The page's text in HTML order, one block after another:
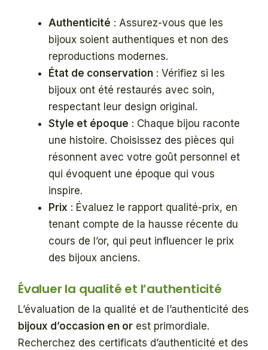
Authenticité : Assurez-vous que les
bijoux soient authentiques et non des
reproductions modernes.
État de conservation : Vérifiez si les
bijoux ont été restaurés avec soin,
respectant leur design original.
Style et époque : Chaque bijou raconte
une histoire. Choisissez des pièces qui
résonnent avec votre goût personnel et
qui évoquent une époque qui vous
inspire.
Prix : Évaluez le rapport qualité-prix, en
tenant compte de la hausse récente du
cours de l’or, qui peut influencer le prix
des bijoux anciens.
Évaluer la qualité et l’authenticité
L’évaluation de la qualité et de l’authenticité des
bijoux d’occasion en or est primordiale.
Recherchez des certificats d’authenticité et des